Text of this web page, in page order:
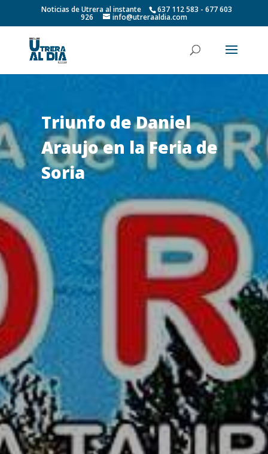
Noticias de Utrera al instante 637 112 583 - 677 603
926 info@utreraaldia.com
Triunfo de Daniel
Araujo en la Feria de
Soria